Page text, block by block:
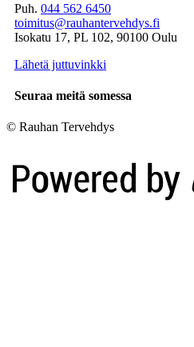
Puh. 044 562 6450
toimitus@rauhantervehdys.fi
Isokatu 17, PL 102, 90100 Oulu
Lähetä juttuvinkki
Seuraa meitä somessa
© Rauhan Tervehdys